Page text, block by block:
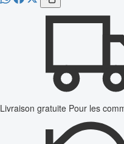
Livraison gratuite Pour les